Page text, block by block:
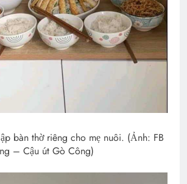
bàn thờ riêng cho mẹ nuôi. (Ảnh: FB
– Cậu út Gò Công)